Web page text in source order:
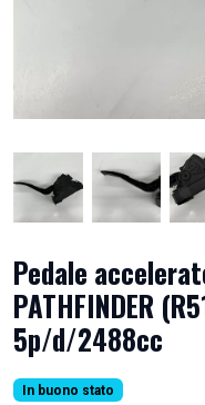
Pedale
PATHFINDER
5p/d/2488cc
In buono stato